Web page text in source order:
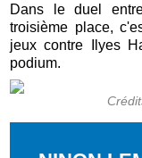
Dans le duel
troisième place,
jeux contre Ilyes
podium.